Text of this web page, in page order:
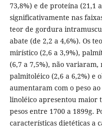
73,8%) e de proteína (21,1
significativamente nas
teor de gordura
abate (de 2,2 a 4,6%). Os
mirístico (2,6 a 3,9%),
(6,7 a 7,5%), não variaram,
palmitoléico (2,6 a 6,2%) e
aumentaram com o peso
linoléico apresentou maior
pesos entre 1700 a 1899g.
características dietéticas a